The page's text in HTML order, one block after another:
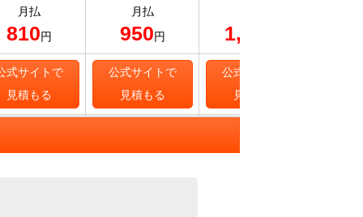
月払
810円
月払
950円 1,116
式サイトで
見積もる
公式サイトで
見積もる
公式サイトで
見積もる